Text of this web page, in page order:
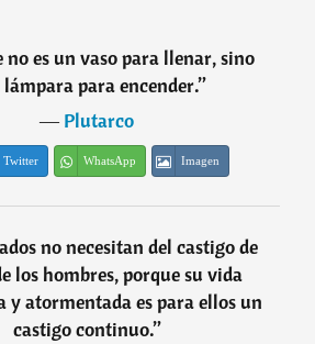
no es un vaso para llenar, sino
para encender.”
―Plutarco
Twitter WhatsApp Imagen
no necesitan del castigo de
los hombres, porque su vida
y atormentada es para ellos un
castigo continuo.”